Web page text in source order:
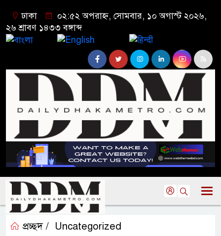
ঢাকা
০২:৫২ অপরাহ্ন, সোমবার, ১০ অগাস্ট ২০২৬,
২৬ শ্রাবণ ১৪৩৩ বঙ্গাব্দ
প্রচ্ছদ / Uncategorized